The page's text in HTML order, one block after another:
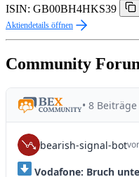
ISIN: GB00BH4HKS39
Aktiendetails öffnen
Community